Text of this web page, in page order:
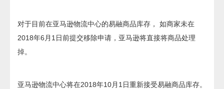
对于目前在亚马逊物流中心的易融商品库存， 如商家未在
2018年6月1日前提交移除申请，亚马逊将直接将商品处理
掉。
亚马逊物流中心将在2018年10月1日重新接受易融商品库存。